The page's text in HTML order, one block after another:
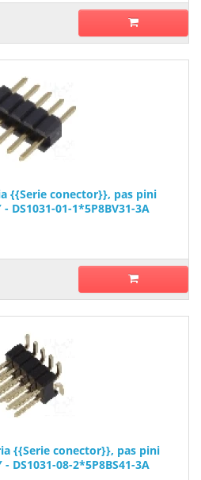
{{Serie conector}}, pas pini
DS1031-01-1*5P8BV31-3A
{{Serie conector}}, pas pini
DS1031-08-2*5P8BS41-3A